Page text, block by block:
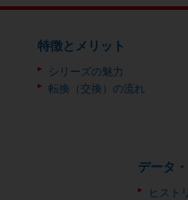
特徴とメリット
シリーズの魅力
転換（交換）の流れ
データ
ヒスト